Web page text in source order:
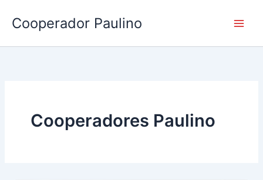
contenido
Cooperador Paulino
Cooperadores Paulino